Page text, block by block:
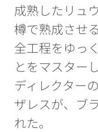
成熟したリュ
樽で熟成させ
全工程をゆっ
とをマスター
ディレクター
ザレスが、ブ
れた。